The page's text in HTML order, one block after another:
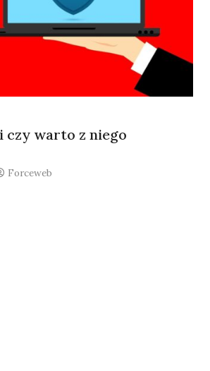
czy warto z niego
Forceweb